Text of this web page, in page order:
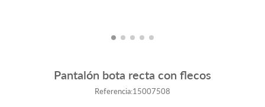
Pantalón bota recta con flecos
Referencia:15007508